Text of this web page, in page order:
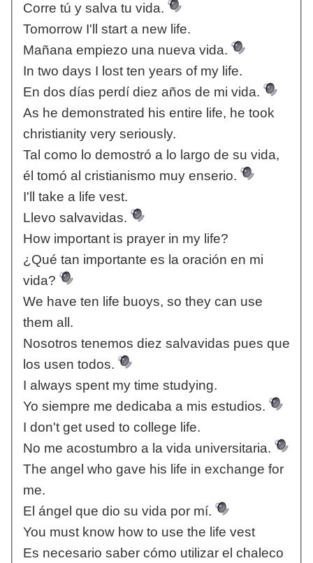
Corre tú y salva tu vida.
Tomorrow I'll start a new life.
Mañana empiezo una nueva vida.
In two days I lost ten years of my life.
En dos días perdí diez años de mi vida.
As he demonstrated his entire life, he took
christianity very seriously.
Tal como lo demostró a lo largo de su vida,
él tomó al cristianismo muy enserio.
I'll take a life vest.
Llevo salvavidas.
How important is prayer in my life?
¿Qué tan importante es la oración en mi
vida?
We have ten life buoys, so they can use
them all.
Nosotros tenemos diez salvavidas pues que
los usen todos.
I always spent my time studying.
Yo siempre me dedicaba a mis estudios.
I don't get used to college life.
No me acostumbro a la vida universitaria.
The angel who gave his life in exchange for
me.
El ángel que dio su vida por mí.
You must know how to use the life vest
Es necesario saber cómo utilizar el chaleco